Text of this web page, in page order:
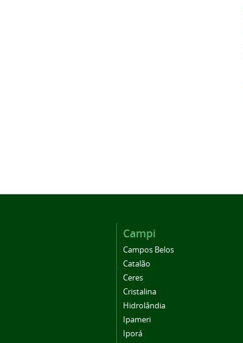
Campos Belos
Catalão
Ceres
Cristalina
Hidrolândia
Ipameri
Iporá
Morrinhos
Posse